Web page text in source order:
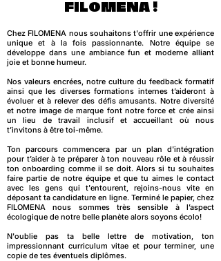
FILOMENA !
Chez FILOMENA nous souhaitons t'offrir une expérience
unique et à la fois passionnante. Notre équipe se
développe dans une ambiance fun et moderne alliant
joie et bonne humeur.
Nos valeurs encrées, notre culture du feedback formatif
ainsi que les diverses formations internes t’aideront à
évoluer et à relever des défis amusants. Notre diversité
et notre image de marque font notre force et crée ainsi
un lieu de travail inclusif et accueillant où nous
t’invitons à être toi-même.
Ton parcours commencera par un plan d'intégration
pour t’aider à te préparer à ton nouveau rôle et à réussir
ton onboarding comme il se doit. Alors si tu souhaites
faire partie de notre équipe et que tu aimes le contact
avec les gens qui t'entourent, rejoins-nous vite en
déposant ta candidature en ligne. Terminé le papier, chez
FILOMENA nous sommes très sensible à l’aspect
écologique de notre belle planète alors soyons écolo!
N'oublie pas ta belle lettre de motivation, ton
impressionnant curriculum vitae et pour terminer, une
copie de tes éventuels diplômes.